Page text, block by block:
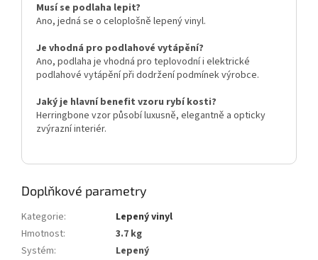
Musí se podlaha lepit?
Ano, jedná se o celoplošně lepený vinyl.
Je vhodná pro podlahové vytápění?
Ano, podlaha je vhodná pro teplovodní i elektrické
podlahové vytápění při dodržení podmínek výrobce.
Jaký je hlavní benefit vzoru rybí kosti?
Herringbone vzor působí luxusně, elegantně a opticky
zvýrazní interiér.
Doplňkové parametry
Kategorie:
Lepený vinyl
Hmotnost:
3.7 kg
Systém:
Lepený